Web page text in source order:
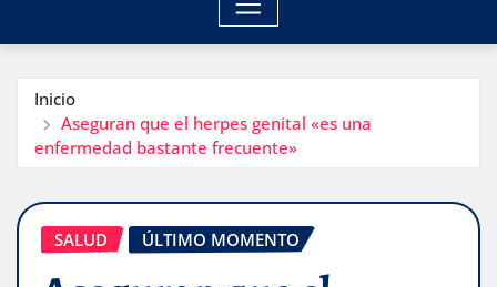
Inicio
Aseguran que el herpes genital «es una
enfermedad bastante frecuente»
SALUD ÚLTIMO MOMENTO